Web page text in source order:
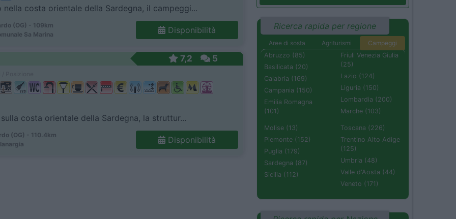
nella costa orientale della Sardegna, il campeggi...
(OG) - 109km
Sa Marina
Disponibilità
7,2 5
costa orientale della Sardegna, la struttur...
(OG) - 110.4km
Disponibilità
Ricerca rapida per regione
Aree di sosta Agriturismi
Campeggi
Abruzzo (85)
Basilicata (20)
Calabria (169)
Campania (150)
Emilia Romagna
(101)
Friuli Venezia Giulia
(25)
Lazio (124)
Liguria (150)
Lombardia (200)
Marche (103)
Molise (13)
Piemonte (152)
Puglia (179)
Sardegna (87)
Sicilia (112)
Toscana (226)
Trentino Alto Adige
(125)
Umbria (48)
Valle d'Aosta (44)
Veneto (171)